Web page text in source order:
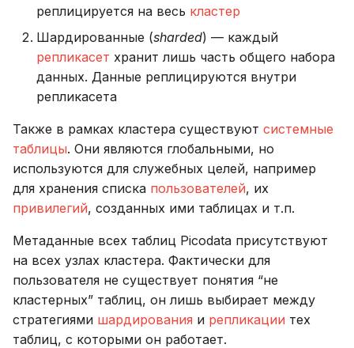
реплицируется на весь кластер
Шардированные (sharded) — каждый
репликасет хранит лишь часть общего набора
данных. Данные реплицируются внутри
репликасета
Также в рамках кластера существуют системные
таблицы. Они являются глобальными, но
используются для служебных целей, например
для хранения списка пользователей, их
привилегий, созданных ими таблицах и т.п.
Метаданные всех таблиц Picodata присутствуют
на всех узлах кластера. Фактически для
пользователя не существует понятия “не
кластерных” таблиц, он лишь выбирает между
стратегиями шардирования и репликации тех
таблиц, с которыми он работает.